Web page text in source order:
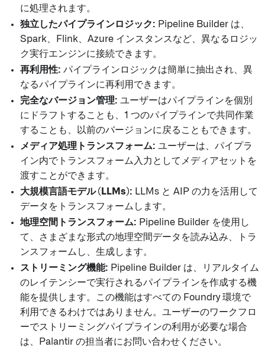
に処理されます。
独立したパイプラインロジック: Pipeline Builder は、
Spark、Flink、Azure インスタンスなど、異なるロジッ
ク実行エンジンに接続できます。
再利用性: パイプラインロジックは簡単に抽出され、異
なるパイプラインに再利用できます。
完全なバージョン管理: ユーザーはパイプラインを個別
にドラフトすることも、1 つのパイプラインで共同作業
することも、以前のバージョンに戻ることもできます。
メディア処理トランスフォーム: ユーザーは、パイプラ
イン内でトランスフォーム入力としてメディアセットを
渡すことができます。
大規模言語モデル (LLMs): LLMs と AIP の力を活用して
データをトランスフォームします。
地理空間トランスフォーム: Pipeline Builder を使用し
て、さまざまな形式の地理空間データを読み込み、トラ
ンスフォームし、生成します。
ストリーミング機能: Pipeline Builder は、リアルタイム
のレイテンシーで実行されるパイプラインを作成する機
能を提供します。この機能はすべての Foundry 環境で
利用できるわけではありません。ユーザーのワークフロ
ーでストリーミングパイプラインの利用が必要な場合
は、Palantir の担当者にお問い合わせください。